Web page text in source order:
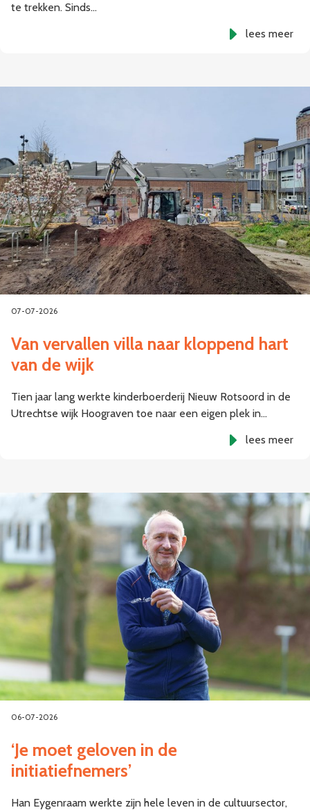
te trekken. Sinds…
lees meer
07-07-2026
Van vervallen villa naar kloppend hart
van de wijk
Tien jaar lang werkte kinderboerderij Nieuw Rotsoord in de
Utrechtse wijk Hoograven toe naar een eigen plek in…
lees meer
06-07-2026
‘Je moet geloven in de
initiatiefnemers’
Han Eygenraam werkte zijn hele leven in de cultuursector,